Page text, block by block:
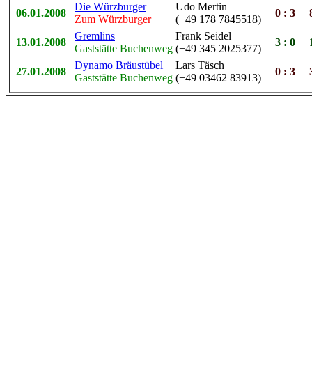
06.01.2008
Die Würzburger
Zum Würzburger
Udo Mertin
(+49 178 7845518)
0 : 3
13.01.2008
Gremlins
Gaststätte Buchenweg
Frank Seidel
(+49 345 2025377)
3 : 0
27.01.2008
Dynamo Bräustübel
Gaststätte Buchenweg
Lars Täsch
(+49 03462 83913)
0 : 3